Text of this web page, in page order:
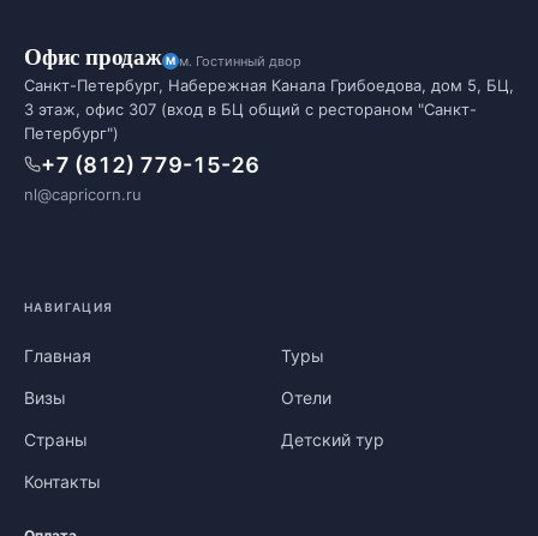
Офис продаж м. Гостинный двор
Санкт-Петербург, Набережная Канала Грибоедова, дом 5, БЦ,
3 этаж, офис 307 (вход в БЦ общий с рестораном "Санкт-
Петербург")
+7 (812) 779-15-26
nl@capricorn.ru
НАВИГАЦИЯ
Главная Туры
Визы Отели
Страны Детский тур
Контакты